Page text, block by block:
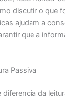
discutir o que
ajudam a
que a
Passiva
diferencia da